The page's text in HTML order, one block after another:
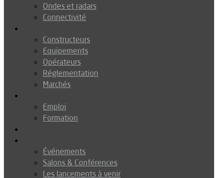
Ondes et radars
Connectivité
Constructeurs
Equipements
Opérateurs
Réglementation
Marchés
Emploi
Formation
Événements
Salons & Conférences
Les lancements à venir